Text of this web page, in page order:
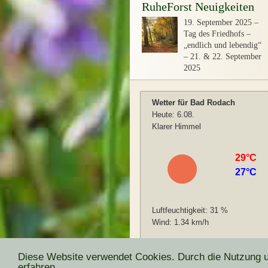
Diese Website verwendet Cookies. Durch die
RuheForst Neuigkeiten
19. September 2025 –
Tag des Friedhofs –
„endlich und lebendig“
– 21. & 22. September
2025